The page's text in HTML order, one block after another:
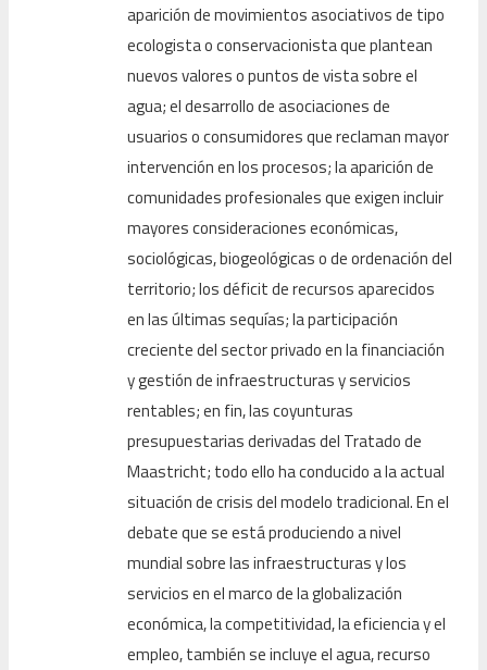
aparición de movimientos asociativos de tipo
ecologista o conservacionista que plantean
nuevos valores o puntos de vista sobre el
agua; el desarrollo de asociaciones de
usuarios o consumidores que reclaman mayor
intervención en los procesos; la aparición de
comunidades profesionales que exigen incluir
mayores consideraciones económicas,
sociológicas, biogeológicas o de ordenación del
territorio; los déficit de recursos aparecidos
en las últimas sequías; la participación
creciente del sector privado en la financiación
y gestión de infraestructuras y servicios
rentables; en fin, las coyunturas
presupuestarias derivadas del Tratado de
Maastricht; todo ello ha conducido a la actual
situación de crisis del modelo tradicional. En el
debate que se está produciendo a nivel
mundial sobre las infraestructuras y los
servicios en el marco de la globalización
económica, la competitividad, la eficiencia y el
empleo, también se incluye el agua, recurso